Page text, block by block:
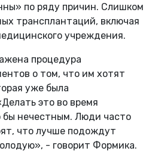
по ряду причин. Слишком
трансплантаций, включая
учреждения.
процедура
о том, что им хотят
уже была
это во время
бы нечестным. Люди часто
что лучше подождут
- говорит Формика.